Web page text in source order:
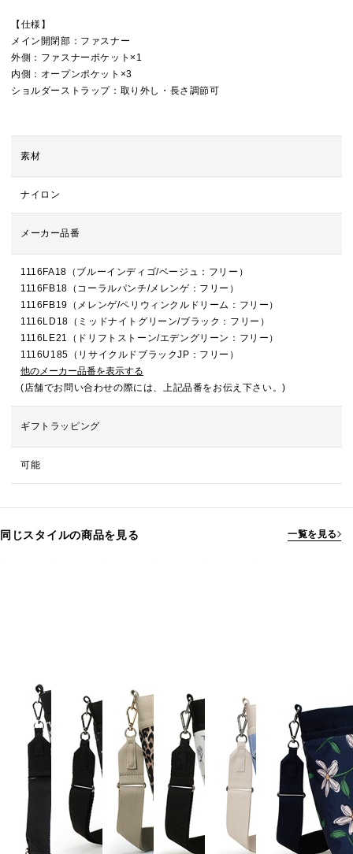
【仕様】
メイン開閉部：ファスナー
外側：ファスナーポケット×1
内側：オープンポケット×3
ショルダーストラップ：取り外し・長さ調節可
素材
ナイロン
メーカー品番
1116FA18（ブルーインディゴ/ベージュ：フリー）
1116FB18（コーラルパンチ/メレンゲ：フリー）
1116FB19（メレンゲ/ペリウィンクルドリーム：フリー）
1116LD18（ミッドナイトグリーン/ブラック：フリー）
1116LE21（ドリフトストーン/エデングリーン：フリー）
1116U185（リサイクルドブラックJP：フリー）
他のメーカー品番を表示する
(店舗でお問い合わせの際には、上記品番をお伝え下さい。)
ギフトラッピング
可能
同じスタイルの商品を見る 一覧を見る